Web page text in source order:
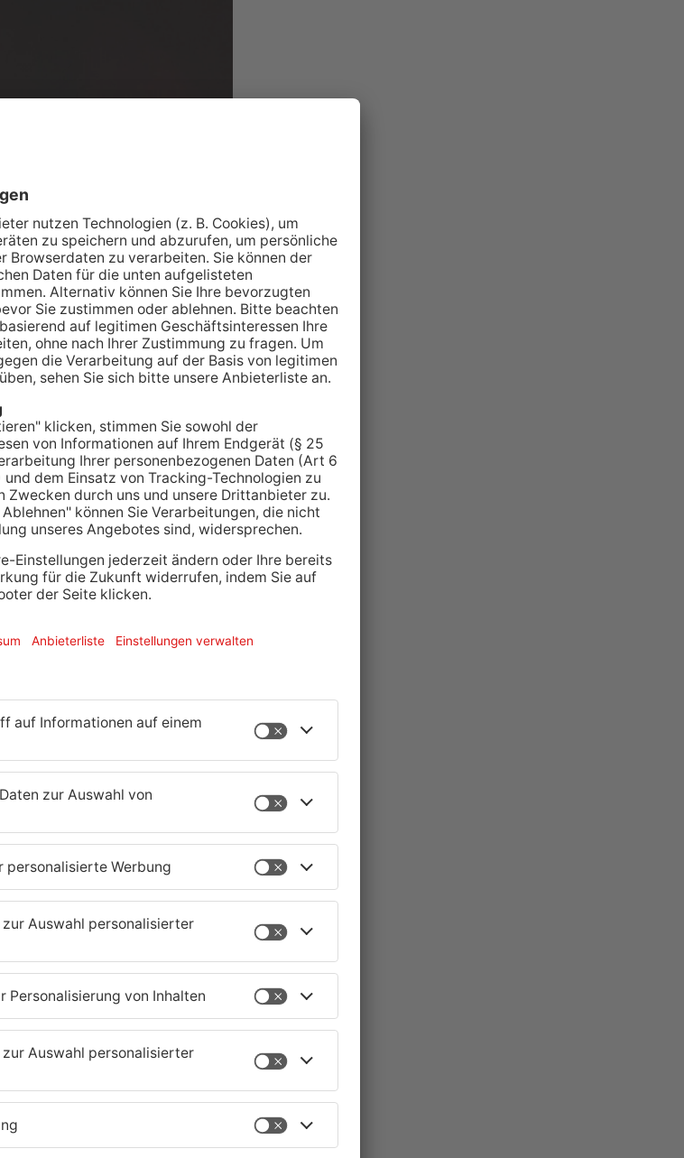
zu einem Unfall
von der Fahrbahn
Böschung auf dem Dach.
eingeklemmt und konnte sich
ein umliegendes Krankenhaus
in die Erde und versickern im
Wasserbehörde beseitigt
QUELLE: FEUERWEHR LANGENSELBOLD
1/2